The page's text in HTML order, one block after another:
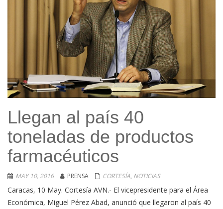
Llegan al país 40
toneladas de productos
farmacéuticos
MAY 10, 2016 PRENSA CORTESÍA, NOTICIAS
Caracas, 10 May. Cortesía AVN.- El vicepresidente para el Área
Económica, Miguel Pérez Abad, anunció que llegaron al país 40